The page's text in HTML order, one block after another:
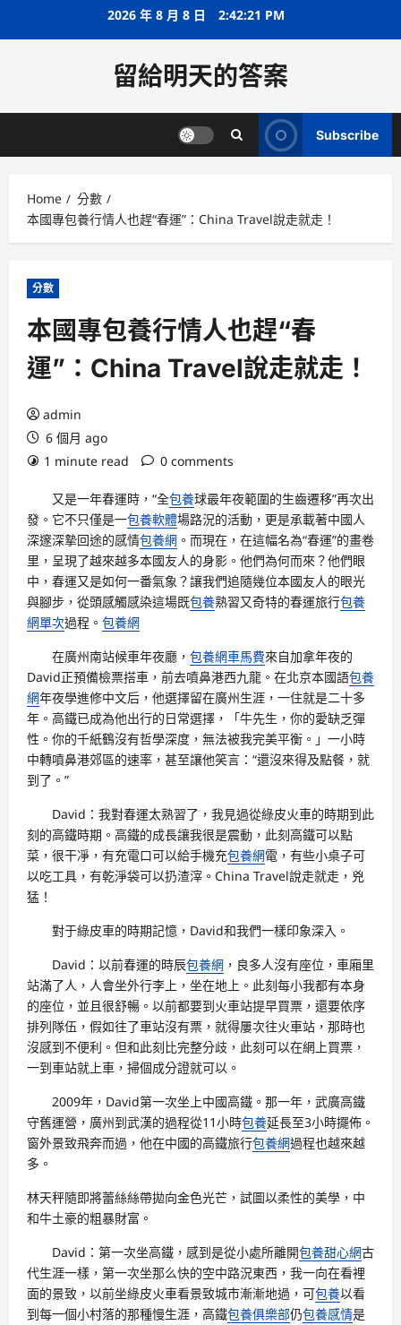
2026 年 8 月 8 日 2:42:22 PM
留給明天的答案
Subscribe
Home
分數
本國專包養行情人也趕“春運”：China Travel說走就走！
分數
本國專包養行情人也趕“春
運”：China Travel說走就走！
admin
6 個月 ago
1 minute read
0 comments
又是一年春運時，“全包養球最年夜範圍的生齒遷移”再次出
發。它不只僅是一包養軟體場路況的活動，更是承載著中國人
深邃深摯回途的感情包養網 。而現在，在這幅名為“春運”的畫卷
里，呈現了越來越多本國友人的身影。他們為何而來？他們眼
中，春運又是如何一番氣象？讓我們追隨幾位本國友人的眼光
與腳步，從頭感觸感染這場既包養熟習又奇特的春運旅行包養
網單次過程。 包養網
在廣州南站候車年夜廳， 包養網車馬費來自加拿年夜的
David正預備檢票搭車，前去噴鼻港西九龍。在北京本國語包養
網年夜學進修中文后，他選擇留在廣州生涯，一住就是二十多
年。高鐵已成為他出行的日常選擇，「牛先生，你的愛缺乏彈
性。你的千紙鶴沒有哲學深度，無法被我完美平衡。」一小時
中轉噴鼻港郊區的速率，甚至讓他笑言：“還沒來得及點餐，就
到了。”
David：我對春運太熟習了，我見過從綠皮火車的時期到此
刻的高鐵時期。高鐵的成長讓我很是震動，此刻高鐵可以點
菜，很干凈，有充電口可以給手機充包養網電，有些小桌子可
以吃工具，有乾淨袋可以扔渣滓。China Travel說走就走，兇
猛！
對于綠皮車的時期記憶，David和我們一樣印象深入。
David：以前春運的時辰包養網 ，良多人沒有座位，車廂里
站滿了人，人會坐外行李上，坐在地上。此刻每小我都有本身
的座位，並且很舒暢。以前都要到火車站提早買票，還要依序
排列隊伍，假如往了車站沒有票，就得屢次往火車站，那時也
沒感到不便利。但和此刻比完整分歧，此刻可以在網上買票，
一到車站就上車，掃個成分證就可以。
2009年，David第一次坐上中國高鐵。那一年，武廣高鐵
守舊運營，廣州到武漢的過程從11小時包養延長至3小時擺佈。
窗外景致飛奔而過，他在中國的高鐵旅行包養網過程也越來越
多。
林天秤隨即將蕾絲絲帶拋向金色光芒，試圖以柔性的美學，中
和牛土豪的粗暴財富。
David：第一次坐高鐵，感到是從小處所離開包養甜心網古
代生涯一樣，第一次坐那么快的空中路況東西，我一向在看裡
面的景致，以前坐綠皮火車看景致城市漸漸地過，可包養以看
到每一個小村落的那種慢生涯，高鐵包養俱樂部仍包養感情是